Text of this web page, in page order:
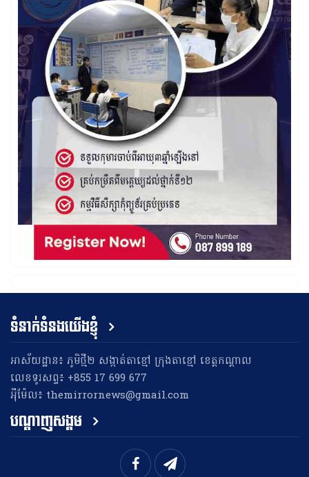
ទំនាក់ទំនងយើងខ្ញុំ
អាស័យដ្ឋាន៖ ភូមិថ្មី២ សង្កាត់តាខ្មៅ ក្រុងតាខ្មៅ ខេត្តកណ្តាល
លេខទូរសព្ទ៖ +855 17 699 677
អុីម៉ែល៖ themirrornews@gmail.com
បណ្តាញសង្គម